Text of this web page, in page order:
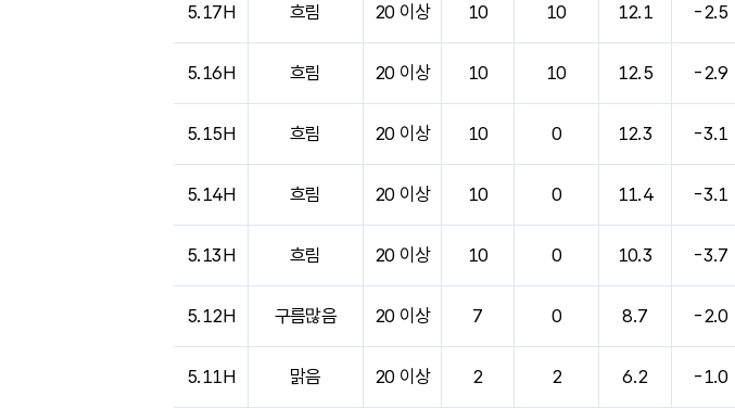
5.17H 흐림 20 이상 10 10 12.1 -2.5
5.16H 흐림 20 이상 10 10 12.5 -2.9
5.15H 흐림 20 이상 10 0 12.3 -3.1
5.14H 흐림 20 이상 10 0 11.4 -3.1
5.13H 흐림 20 이상 10 0 10.3 -3.7
5.12H 구름많음 20 이상 7 0 8.7 -2.0
5.11H 맑음 20 이상 2 2 6.2 -1.0